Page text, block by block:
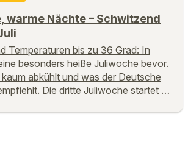
warme Nächte – Schwitzend
Temperaturen bis zu 36 Grad: In
besonders heiße Juliwoche bevor.
abkühlt und was der Deutsche
Die dritte Juliwoche startet …